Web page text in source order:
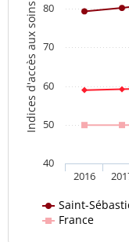
Indices d'accès aux soins
Saint-
France
2016
40
50
60
70
80